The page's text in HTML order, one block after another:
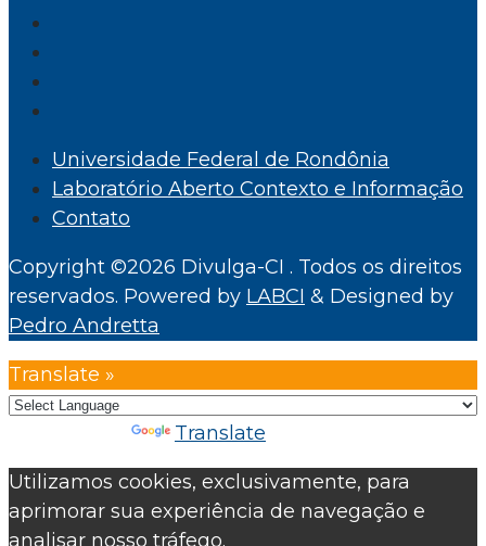
Universidade Federal de Rondônia
Laboratório Aberto Contexto e Informação
Contato
Copyright ©2026 Divulga-CI . Todos os direitos
reservados. Powered by LABCI & Designed by
Pedro Andretta
Translate »
Translate
Utilizamos cookies, exclusivamente, para
aprimorar sua experiência de navegação e
analisar nosso tráfego.